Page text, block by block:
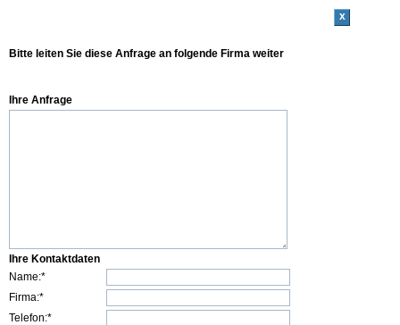
x
Bitte leiten Sie diese Anfrage an folgende Firma weiter
Ihre Anfrage
Ihre Kontaktdaten
Name:*
Firma:*
Telefon:*